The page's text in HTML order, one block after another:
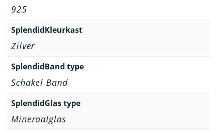
925
SplendidKleurkast
Zilver
SplendidBand type
Schakel Band
SplendidGlas type
Mineraalglas